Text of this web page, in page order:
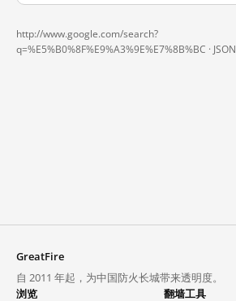
http://www.google.com/search?
q=%E5%B0%8F%E9%A3%9E%E7%8B%BC · JSON
GreatFire
自 2011 年起，为中国防火长城带来透明度。
浏览
翻墙工具